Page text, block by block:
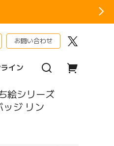
お問い合わせ
イン
絵シリーズ
ッジ リン